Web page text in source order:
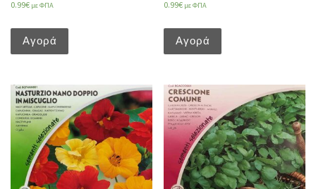
0.99€ με ΦΠΑ
Αγορά
0.99€ με ΦΠΑ
Αγορά